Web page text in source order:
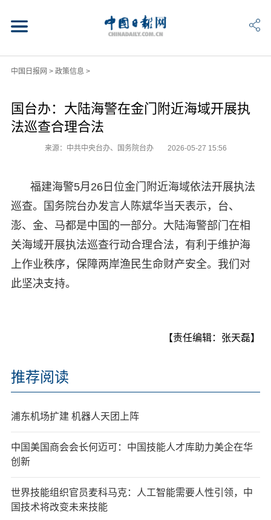
中国日报网 > 政策信息 >
国台办：大陆海警在金门附近海域开展执
法巡查合理合法
来源：中共中央台办、国务院台办 2026-05-27 15:56
福建海警5月26日位金门附近海域依法开展执法
巡查。国务院台办发言人陈斌华当天表示，台、
澎、金、马都是中国的一部分。大陆海警部门在相
关海域开展执法巡查行动合理合法，有利于维护海
上作业秩序，保障两岸渔民生命财产安全。我们对
此坚决支持。
【责任编辑：张天磊】
推荐阅读
浦东机场扩建 机器人天团上阵
中国美国商会会长何迈可：中国技能人才库助力美企在华
创新
世界技能组织官员麦科马克：人工智能需要人性引领，中
国技术将改变未来技能